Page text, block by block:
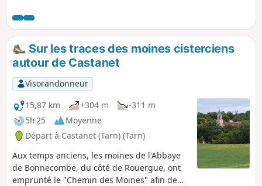
Sur les traces des moines cisterciens
autour de Castanet
Visorandonneur
15,87 km
+304 m
-311 m
5h 25
Moyenne
Départ à Castanet (Tarn) (Tarn)
Aux temps anciens, les moines de l'Abbaye
de Bonnecombe, du côté de Rouergue, ont
emprunté le "Chemin des Moines" afin de